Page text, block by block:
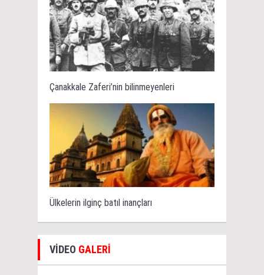
Çanakkale Zaferi’nin bilinmeyenleri
Ülkelerin ilginç batıl inançları
VİDEO GALERİ